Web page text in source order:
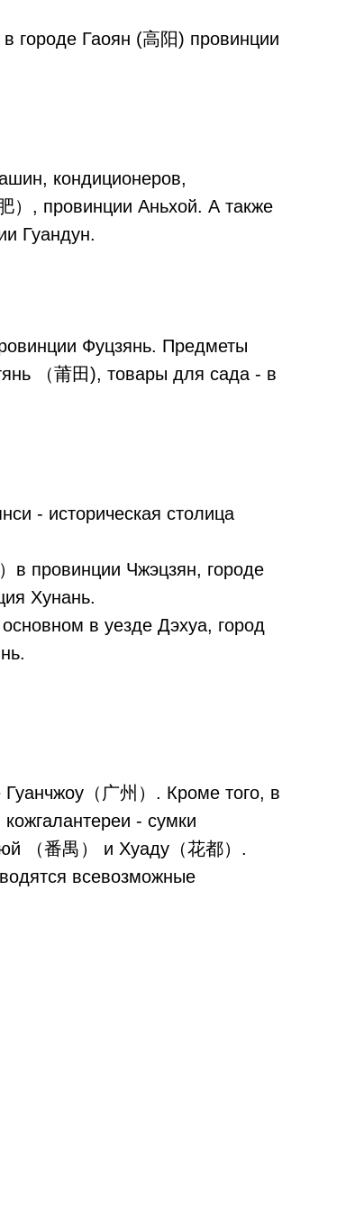
городе Гаоян (高阳) провинции
кондиционеров,
）, провинции Аньхой. А также
Гуандун.
Фуцзянь. Предметы
（莆田), товары для сада - в
- историческая столица
в провинции Чжэцзян, городе
Хунань.
в уезде Дэхуа, город
（广州）. Кроме того, в
- сумки
（番禺） и Хуаду（花都）.
всевозможные